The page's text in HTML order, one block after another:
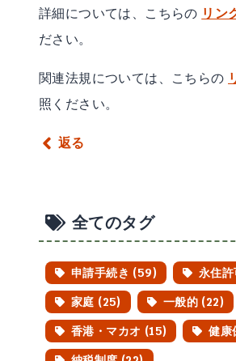
詳細については、こちらの リン
ださい。
関連法規については、こちらの
照ください。
返る
全てのタグ
申請手続き (59)
永住
家庭 (25)
一般的 (22)
香港・マカオ (15)
健康